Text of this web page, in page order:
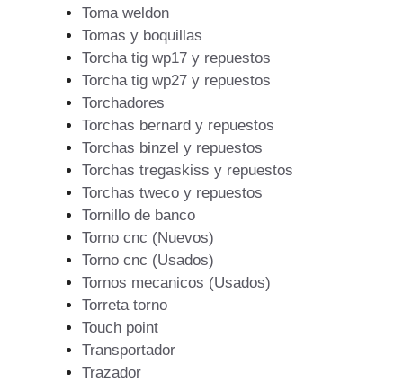
Toma weldon
Tomas y boquillas
Torcha tig wp17 y repuestos
Torcha tig wp27 y repuestos
Torchadores
Torchas bernard y repuestos
Torchas binzel y repuestos
Torchas tregaskiss y repuestos
Torchas tweco y repuestos
Tornillo de banco
Torno cnc (Nuevos)
Torno cnc (Usados)
Tornos mecanicos (Usados)
Torreta torno
Touch point
Transportador
Trazador